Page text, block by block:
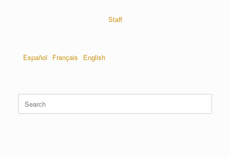
Staff
Español Français English